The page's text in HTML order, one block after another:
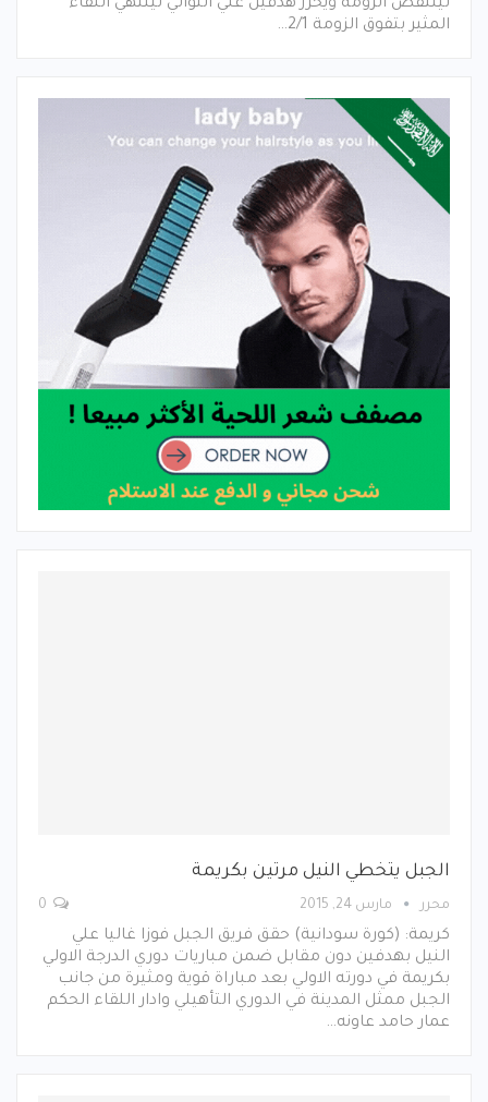
لينتفض الزومة ويحرز هدفين علي التوالي لينتهي اللقاء
المثير بتفوق الزومة 2/1…
الجبل يتخطي النيل مرتين بكريمة
محرر مارس 24, 2015
كريمة: (كورة سودانية) حقق فريق الجبل فوزا غاليا علي
النيل بهدفين دون مقابل ضمن مباريات دوري الدرجة الاولي
بكريمة في دورته الاولي بعد مباراة قوية ومثيرة من جانب
الجبل ممثل المدينة في الدوري التأهيلي وادار اللقاء الحكم
عمار حامد عاونه…